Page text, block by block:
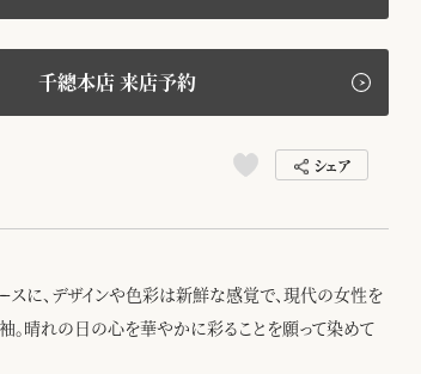
千總本店 来店予約
シェア
に、デザインや色彩は新鮮な感覚で、現代の女性を
。晴れの日の心を華やかに彩ることを願って染めて